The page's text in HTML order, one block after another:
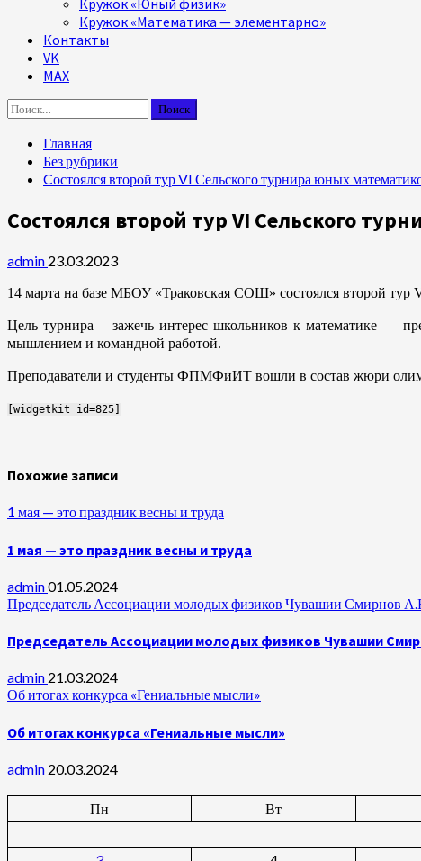
Кружок «Юный физик»
Кружок «Математика — элементарно»
Контакты
VK
MAX
Найти:
Главная
Без рубрики
Cостоялся второй тур VI Сельского турнира юных
Cостоялся второй тур VI Сельского
admin 23.03.2023
14 марта на базе МБОУ «Траковская СОШ» состоялся второй
Цель турнира – зажечь интерес школьников к математике —
мышлением и командной работой.
Преподаватели и студенты ФПМФиИТ вошли в состав жюри
[widgetkit id=825]
Похожие записи
1 мая — это праздник весны и труда
1 мая — это праздник весны и труда
admin01.05.2024
Председатель Ассоциации молодых физиков Чувашии Смирнов
Председатель Ассоциации молодых физиков Чувашии
admin 21.03.2024
Об итогах конкурса «Гениальные мысли»
Об итогах конкурса «Гениальные мысли»
admin 20.03.2024
Пн
Вт